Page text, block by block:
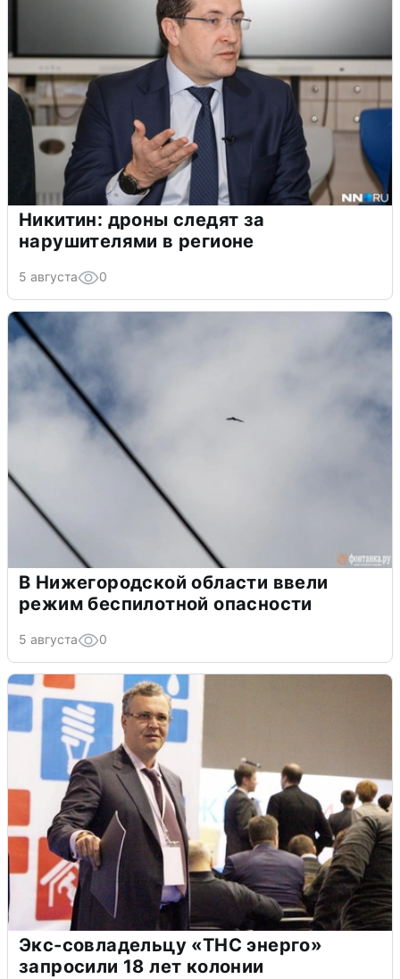
Никитин: дроны следят за
нарушителями в регионе
5 августа 0
В Нижегородской области ввели
режим беспилотной опасности
5 августа 0
Экс-совладельцу «ТНС энерго»
запросили 18 лет колонии